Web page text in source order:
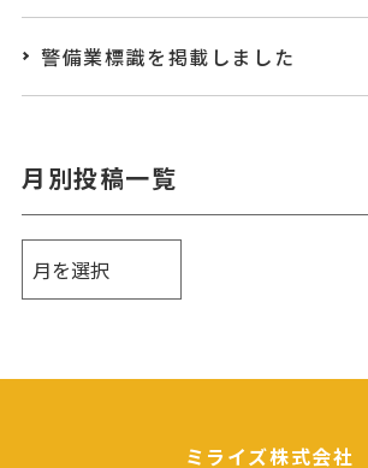
警備業標識を掲載しました
月別投稿一覧
ミライズ株式会社